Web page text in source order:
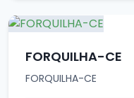
FORQUILHA-CE
FORQUILHA-CE